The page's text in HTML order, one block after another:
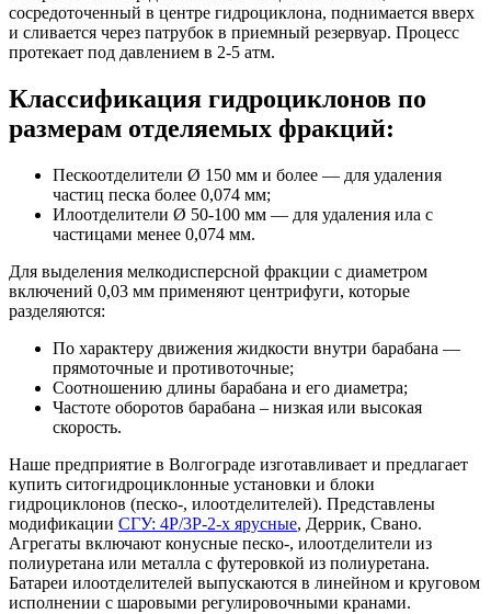
сосредоточенный в центре гидроциклона, поднимается вверх
и сливается через патрубок в приемный резервуар. Процесс
протекает под давлением в 2-5 атм.
Классификация гидроциклонов по
размерам отделяемых фракций:
Пескоотделители Ø 150 мм и более — для удаления
частиц песка более 0,074 мм;
Илоотделители Ø 50-100 мм — для удаления ила с
частицами менее 0,074 мм.
Для выделения мелкодисперсной фракции с диаметром
включений 0,03 мм применяют центрифуги, которые
разделяются:
По характеру движения жидкости внутри барабана —
прямоточные и противоточные;
Соотношению длины барабана и его диаметра;
Частоте оборотов барабана – низкая или высокая
скорость.
Наше предприятие в Волгограде изготавливает и предлагает
купить ситогидроциклонные установки и блоки
гидроциклонов (песко-, илоотделителей). Представлены
модификации СГУ: 4Р/3Р-2-х ярусные, Деррик, Свано.
Агрегаты включают конусные песко-, илоотделители из
полиуретана или металла с футеровкой из полиуретана.
Батареи илоотделителей выпускаются в линейном и круговом
исполнении с шаровыми регулировочными кранами.